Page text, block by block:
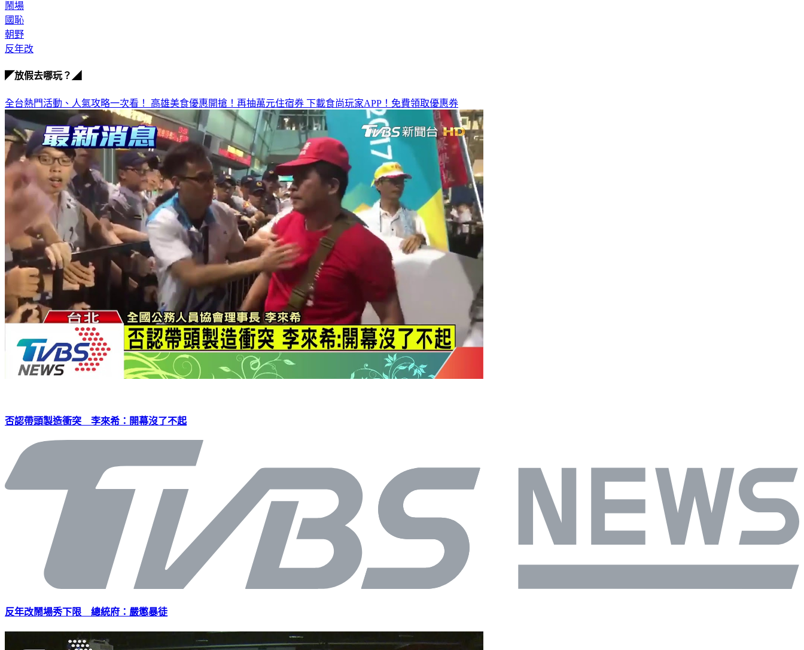
鬧場
國恥
朝野
反年改
◤放假去哪玩？◢
全台熱門活動、人氣攻略一次看！ 高雄美食優惠開搶！再抽萬元住宿券 下載食尚玩家APP！免費領取優惠券
否認帶頭製造衝突 李來希：開幕沒了不起
反年改鬧場秀下限 總統府：嚴懲暴徒